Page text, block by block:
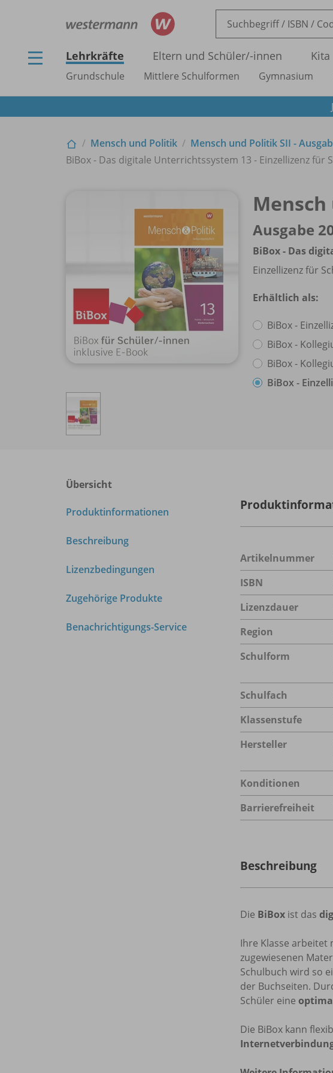
Lehrkräfte Eltern und Schüler/-innen Kita
Grundschule Mittlere Schulformen Gymnasium
Mensch und Politik
Mensch und Politik SII -
BiBox - Das digitale Unterrichtssystem 13 - Einzellizenz für
Ausgabe
BiBox - Das
Einzellizenz für
Erhältlich als:
BiBox -
BiBox -
BiBox -
BiBox -
Übersicht
Produktinformationen
Beschreibung
Lizenzbedingungen
Zugehörige Produkte
Benachrichtigungs-Service
Artikelnummer
ISBN
Lizenzdauer
Region
Schulform
Schulfach
Klassenstufe
Hersteller
Konditionen
Barrierefreiheit
Beschreibung
Die BiBox ist das
Ihre Klasse arbeitet
zugewiesenen
Schulbuch wird so
der Buchseiten.
Schüler eine
Die BiBox kann